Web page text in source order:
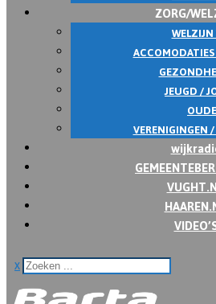
ZORG/
JEUGD /
VERENIGINGEN
x